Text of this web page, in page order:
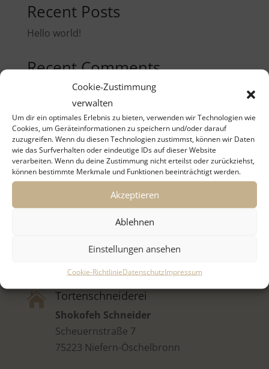
Cookie-Zustimmung
verwalten
Um dir ein optimales Erlebnis zu bieten, verwenden wir Technologien wie
Cookies, um Geräteinformationen zu speichern und/oder darauf
zuzugreifen. Wenn du diesen Technologien zustimmst, können wir Daten
wie das Surfverhalten oder eindeutige IDs auf dieser Website
verarbeiten. Wenn du deine Zustimmung nicht erteilst oder zurückziehst,
können bestimmte Merkmale und Funktionen beeinträchtigt werden.
Akzeptieren
Ablehnen
Einstellungen ansehen
Cookie-RichtlinieDatenschutzImpressum
Recent Posts
Hello world!
Recent Comments
Es sind keine Kommentare vorhanden.
 Tortenschneiderei
Shokofeh Schneider
Scheuernstraße 7
75223 Niefern-Öschelbronn